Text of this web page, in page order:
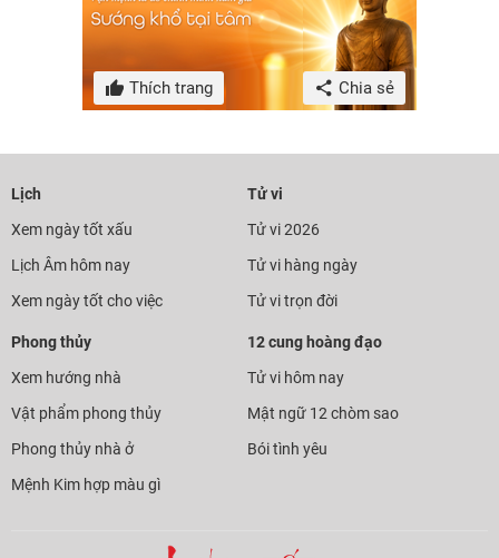
Thích trang Chia sẻ
Lịch
Xem ngày tốt xấu
Lịch Âm hôm nay
Xem ngày tốt cho việc
Tử vi
Tử vi 2026
Tử vi hàng ngày
Tử vi trọn đời
Phong thủy
Xem hướng nhà
Vật phẩm phong thủy
Phong thủy nhà ở
Mệnh Kim hợp màu gì
12 cung hoàng đạo
Tử vi hôm nay
Mật ngữ 12 chòm sao
Bói tình yêu